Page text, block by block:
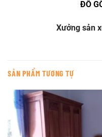
ĐỒ
Xưởng sản
SẢN PHẨM TƯƠNG TỰ